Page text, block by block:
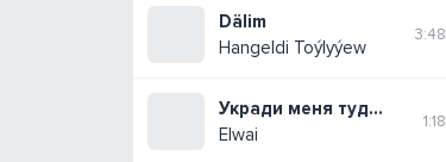
Dälim
Hangeldi Toýlyýew
3:48
Укради меня туда где выше горы
Elwai
1:18